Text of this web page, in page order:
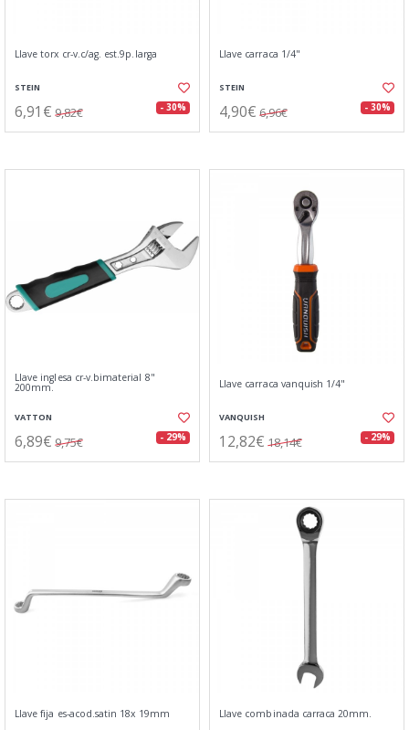
Llave torx cr-v.c/ag. est.9p.larga
STEIN
6,91€ 9,82€ - 30%
Llave carraca 1/4"
STEIN
4,90€ 6,96€ - 30%
Llave inglesa cr-v.bimaterial 8"
200mm.
VATTON
6,89€ 9,75€ - 29%
Llave carraca vanquish 1/4"
VANQUISH
12,82€ 18,14€ - 29%
Llave fija es-acod.satin 18x 19mm Llave combinada carraca 20mm.